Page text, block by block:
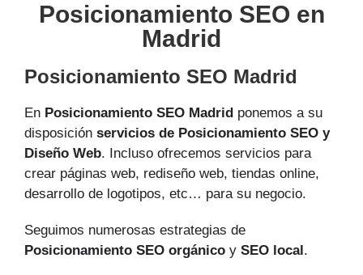
Posicionamiento SEO en
Madrid
Posicionamiento SEO Madrid
En Posicionamiento SEO Madrid ponemos a su
disposición servicios de Posicionamiento SEO y
Diseño Web. Incluso ofrecemos servicios para
crear páginas web, rediseño web, tiendas online,
desarrollo de logotipos, etc… para su negocio.
Seguimos numerosas estrategias de
Posicionamiento SEO orgánico y SEO local .